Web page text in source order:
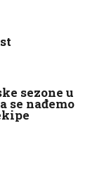
sezone u
se nađemo